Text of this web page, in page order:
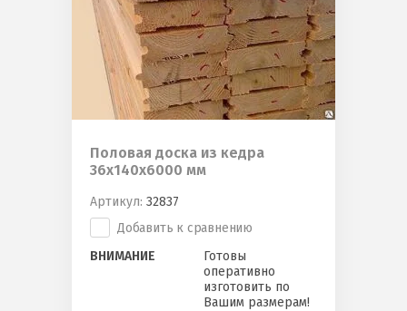
Половая доска из кедра
36х140х6000 мм
Артикул: 32837
Добавить к сравнению
ВНИМАНИЕ
Готовы
оперативно
изготовить по
Вашим размерам!